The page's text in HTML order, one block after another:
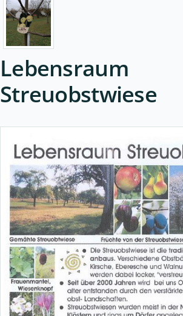
Lebensraum
Streuobstwiese